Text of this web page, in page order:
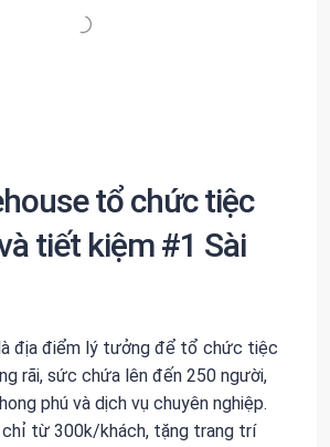
tổ chức tiệc
tiết kiệm #1 Sài
địa điểm lý tưởng để tổ chức tiệc
rãi, sức chứa lên đến 250 người,
phú và dịch vụ chuyên nghiệp.
chỉ từ 300k/khách, tặng trang trí